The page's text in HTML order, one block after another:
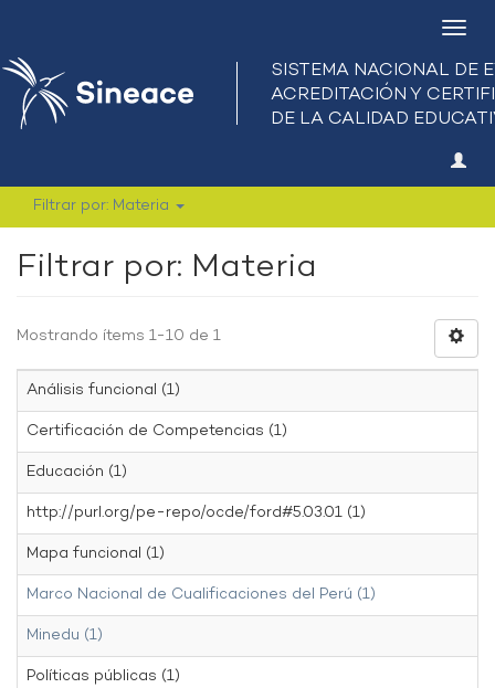
Filtrar por: Materia
Filtrar por: Materia
Mostrando ítems 1-10 de 1
Análisis funcional (1)
Certificación de Competencias (1)
Educación (1)
http://purl.org/pe-repo/ocde/ford#5.03.01 (1)
Mapa funcional (1)
Marco Nacional de Cualificaciones del Perú (1)
Minedu (1)
Políticas públicas (1)